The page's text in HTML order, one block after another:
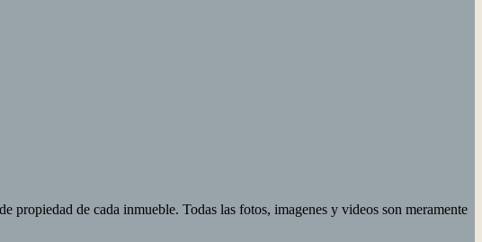
propiedad de cada inmueble. Todas las fotos, imagenes y videos son meramente